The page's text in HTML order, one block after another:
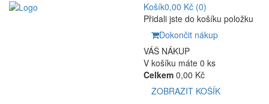
Košík0,00 Kč (0)
Přidali jste do košíku položku
Dokončit nákup
VÁŠ NÁKUP
V košíku máte 0 ks
Celkem 0,00 Kč
ZOBRAZIT KOŠÍK